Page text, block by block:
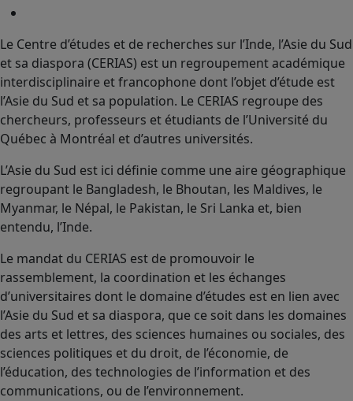
Le Centre d’études et de recherches sur l’Inde, l’Asie du Sud
et sa diaspora (CERIAS) est un regroupement académique
interdisciplinaire et francophone dont l’objet d’étude est
l’Asie du Sud et sa population. Le CERIAS regroupe des
chercheurs, professeurs et étudiants de l’Université du
Québec à Montréal et d’autres universités.
L’Asie du Sud est ici définie comme une aire géographique
regroupant le Bangladesh, le Bhoutan, les Maldives, le
Myanmar, le Népal, le Pakistan, le Sri Lanka et, bien
entendu, l’Inde.
Le mandat du CERIAS est de promouvoir le
rassemblement, la coordination et les échanges
d’universitaires dont le domaine d’études est en lien avec
l’Asie du Sud et sa diaspora, que ce soit dans les domaines
des arts et lettres, des sciences humaines ou sociales, des
sciences politiques et du droit, de l’économie, de
l’éducation, des technologies de l’information et des
communications, ou de l’environnement.